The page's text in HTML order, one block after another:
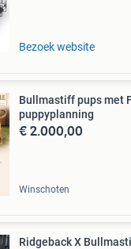
Bezoek website
Bullmastiff pups met
puppyplanning
€ 2.000,00
Winschoten
Ridgeback X